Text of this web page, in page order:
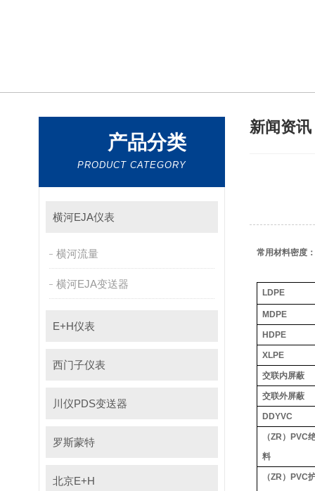
产品分类
PRODUCT CATEGORY
横河EJA仪表
横河流量
横河EJA变送器
E+H仪表
西门子仪表
川仪PDS变送器
罗斯蒙特
北京E+H
新闻资讯
常用材料密度：
LDPE
MDPE
HDPE
XLPE
交联内屏蔽
交联外屏蔽
DDYVC
（ZR ） PVC
料
（ZR ） PVC